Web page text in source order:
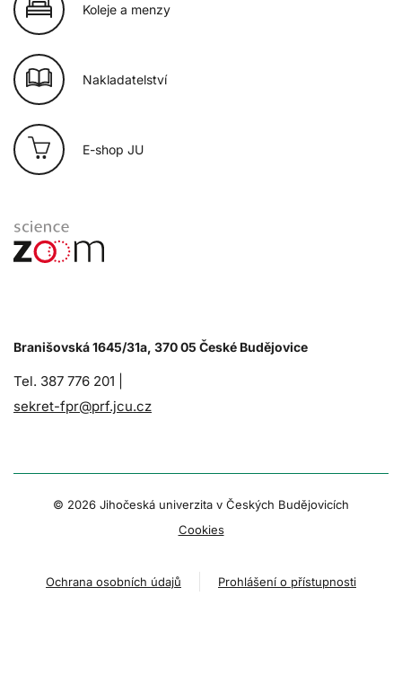
Koleje a menzy
Nakladatelství
E-shop JU
Branišovská 1645/31a, 370 05 České Budějovice
Tel. 387 776 201 |
sekret-fpr@prf.jcu.cz
© 2026 Jihočeská univerzita v Českých Budějovicích
Cookies
Ochrana osobních údajů Prohlášení o přístupnosti